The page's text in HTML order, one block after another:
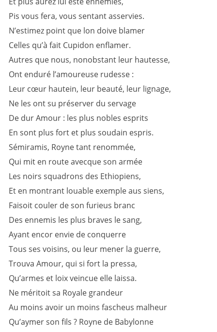
Pis vous fera, vous sentant asservies.
N’estimez point que lon doive blamer
Celles qu’à fait Cupidon enflamer.
Autres que nous, nonobstant leur hautesse,
Ont enduré l’amoureuse rudesse :
Leur cœur hautein, leur beauté, leur lignage,
Ne les ont su préserver du servage
De dur Amour : les plus nobles esprits
En sont plus fort et plus soudain espris.
Sémiramis, Royne tant renommée,
Qui mit en route avecque son armée
Les noirs squadrons des Ethiopiens,
Et en montrant louable exemple aus siens,
Faisoit couler de son furieus branc
Des ennemis les plus braves le sang,
Ayant encor envie de conquerre
Tous ses voisins, ou leur mener la guerre,
Trouva Amour, qui si fort la pressa,
Qu’armes et loix veincue elle laissa.
Ne méritoit sa Royale grandeur
Au moins avoir un moins fascheus malheur
Qu’aymer son fils ? Royne de Babylonne